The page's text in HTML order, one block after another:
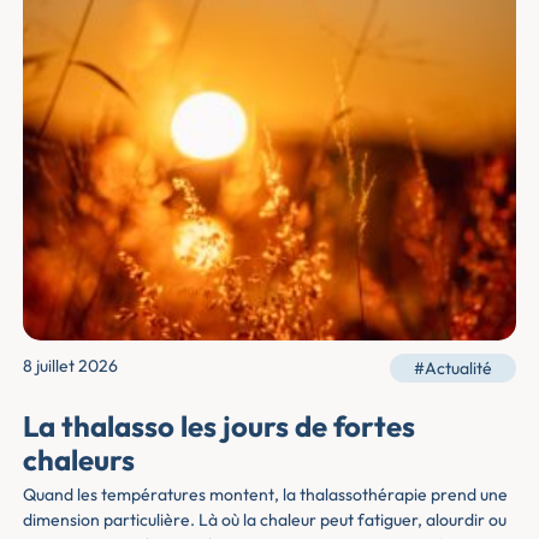
8 juillet 2026 #Actualité
La thalasso les jours de fortes
chaleurs
Quand les températures montent, la thalassothérapie prend une
dimension particulière. Là où la chaleur peut fatiguer, alourdir ou